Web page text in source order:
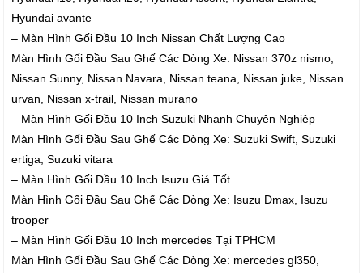
Hyundai avante
– Màn Hình Gối Đầu 10 Inch Nissan Chất Lượng Cao
Màn Hình Gối Đầu Sau Ghế Các Dòng Xe: Nissan 370z nismo,
Nissan Sunny, Nissan Navara, Nissan teana, Nissan juke, Nissan
urvan, Nissan x-trail, Nissan murano
– Màn Hình Gối Đầu 10 Inch Suzuki Nhanh Chuyên Nghiệp
Màn Hình Gối Đầu Sau Ghế Các Dòng Xe: Suzuki Swift, Suzuki
ertiga, Suzuki vitara
– Màn Hình Gối Đầu 10 Inch Isuzu Giá Tốt
Màn Hình Gối Đầu Sau Ghế Các Dòng Xe: Isuzu Dmax, Isuzu
trooper
– Màn Hình Gối Đầu 10 Inch mercedes Tại TPHCM
Màn Hình Gối Đầu Sau Ghế Các Dòng Xe: mercedes gl350,